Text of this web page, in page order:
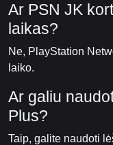
Ar PSN JK
laikas?
Ne, PlayStation
laiko.
Ar galiu
Plus?
Taip, galite naudoti